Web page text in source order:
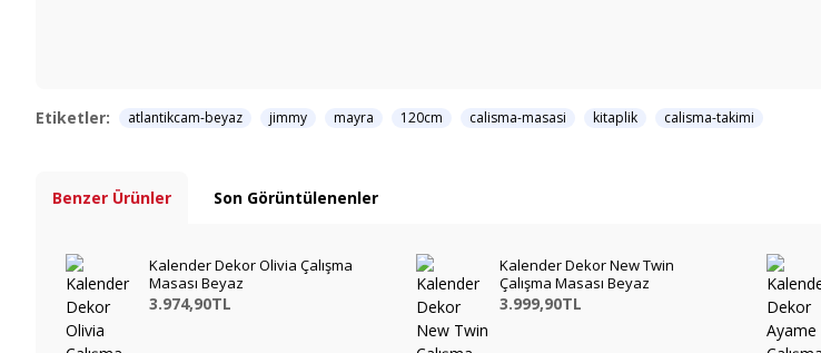
Etiketler: atlantikcam-beyaz jimmy mayra 120cm calisma-masasi kitaplik calisma-takimi
Benzer Ürünler Son Görüntülenenler
Kalender Dekor Olivia Çalışma
Masası Beyaz
3.974,90TL
Kalender Dekor New Twin
Çalışma Masası Beyaz
3.999,90TL